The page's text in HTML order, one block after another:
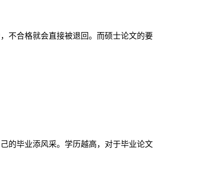
不合格就会直接被退回。而硕士论文的要
的毕业添风采。学历越高，对于毕业论文